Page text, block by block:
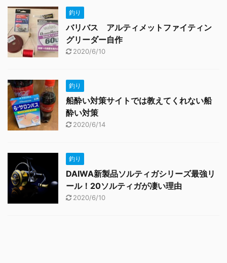
釣り
バリバス アルティメットファイティン
グリーダー自作
2020/6/10
釣り
船酔い対策サイトでは教えてくれない船
酔い対策
2020/6/14
釣り
DAIWA新製品ソルティガシリーズ最強リ
ール！20ソルティガが凄い理由
2020/6/10